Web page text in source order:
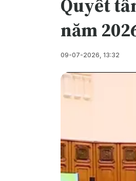
Quyết
năm
09-07-2026, 13:32